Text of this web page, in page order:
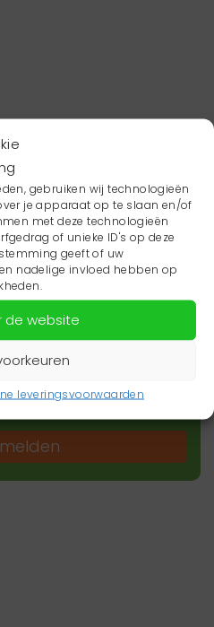
gebruiken wij technologieën
je apparaat op te slaan en/of
met deze technologieën
of unieke ID's op deze
geeft of uw
nadelige invloed hebben op
de website
leveringsvoorwaarden
van het laatste
Schrijf je dan in voor